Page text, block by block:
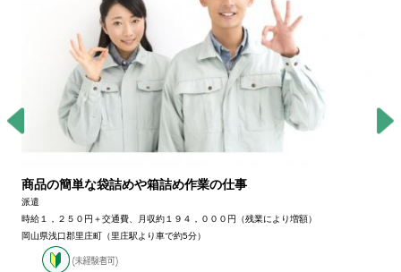
商品の簡単な袋詰めや箱詰め作業の仕事
派遣
時給１，２５０円＋交通費、月収約１９４，０００円（残業により増額）
岡山県浅口郡里庄町（里庄駅より車で約5分）